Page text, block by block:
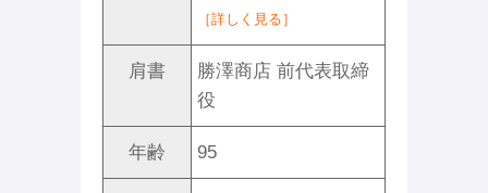
［詳しく見る］
肩書
勝澤商店 前代表取締
役
年齢 95